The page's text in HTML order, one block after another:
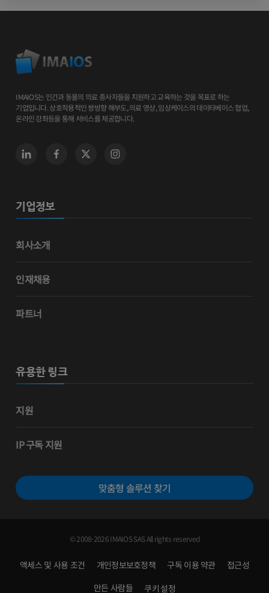
IMAIOS는 인간과 동물의 의료 종사자들을 지원하고 교육하는 것을 목표로 하는
기업입니다. 상호작용적인 쌍방향 해부도, 의료 영상, 임상케이스의 데이타베이스 협업,
온라인 강좌등을 통해 서비스를 제공합니다.
기업정보
회사소개
인재채용
파트너
유용한 링크
지원
IP 구독 지원
맞춤형 솔루션 찾기
© 2008-2026 IMAIOS SAS All rights reserved
액세스 및 사용 조건 개인정보보호정책 구독 이용 약관
접근성
만든 사람들
쿠키 설정